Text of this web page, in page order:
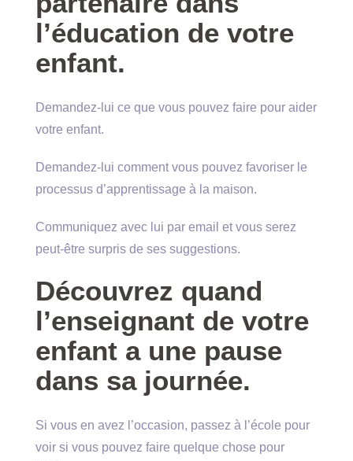
l’éducation de votre
enfant.
Demandez-lui ce que vous pouvez faire pour aider
votre enfant.
Demandez-lui comment vous pouvez favoriser le
processus d’apprentissage à la maison.
Communiquez avec lui par email et vous serez
peut-être surpris de ses suggestions.
Découvrez quand
l’enseignant de votre
enfant a une pause
dans sa journée.
Si vous en avez l’occasion, passez à l’école pour
voir si vous pouvez faire quelque chose pour